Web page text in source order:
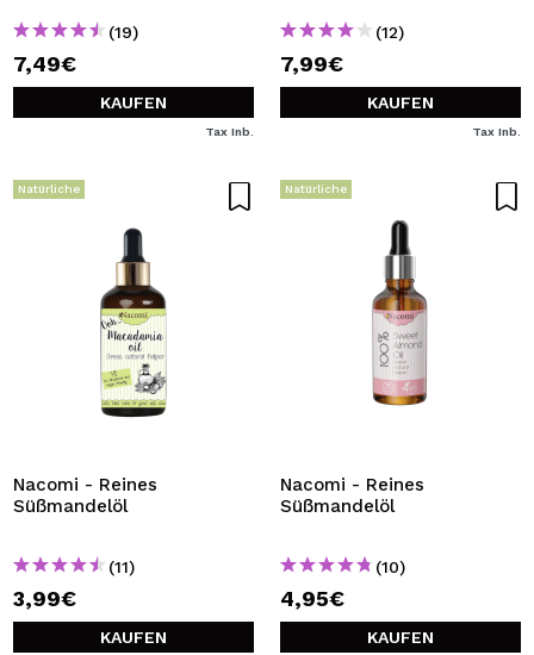
(19)
7,49€
KAUFEN
Tax Inb.
(12)
7,99€
KAUFEN
Tax Inb.
Natürliche
Nacomi - Reines
Süßmandelöl
(11)
3,99€
KAUFEN
Natürliche
Nacomi - Reines
Süßmandelöl
(10)
4,95€
KAUFEN